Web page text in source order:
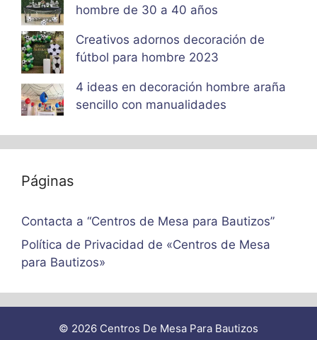
hombre de 30 a 40 años
Creativos adornos decoración de
fútbol para hombre 2023
4 ideas en decoración hombre araña
sencillo con manualidades
Páginas
Contacta a “Centros de Mesa para Bautizos”
Política de Privacidad de «Centros de Mesa
para Bautizos»
© 2026 Centros De Mesa Para Bautizos